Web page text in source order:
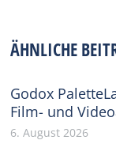
ÄHNLICHE
Godox
Film- und
6. August 2026